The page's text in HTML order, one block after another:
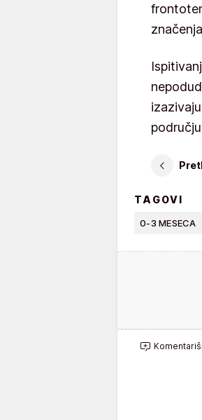
TAGOVI
0-3 MESECA
Komentariši